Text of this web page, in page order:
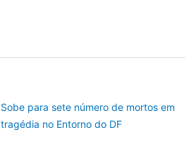
Sobe para sete número de mortos em
tragédia no Entorno do DF